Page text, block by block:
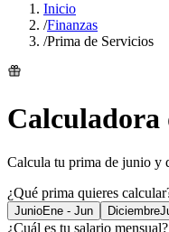
Inicio
/Finanzas
/Prima de Servicios
Calculadora
Calcula tu prima de junio y
¿Qué prima quieres
JunioEne - Jun Diciembre
¿Cuál es tu salario mensual?